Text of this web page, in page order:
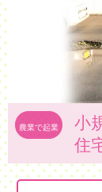
農業で起業
小
住